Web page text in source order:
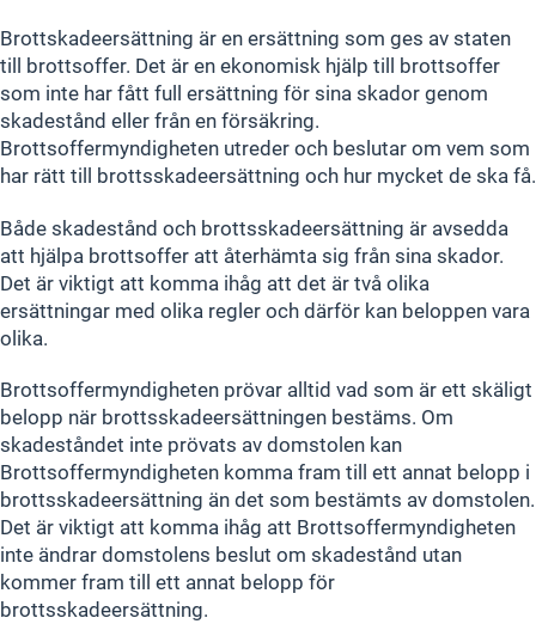
Brottskadeersättning är en ersättning som ges av staten
till brottsoffer. Det är en ekonomisk hjälp till brottsoffer
som inte har fått full ersättning för sina skador genom
skadestånd eller från en försäkring.
Brottsoffermyndigheten utreder och beslutar om vem som
har rätt till brottsskadeersättning och hur mycket de ska få.
Både skadestånd och brottsskadeersättning är avsedda
att hjälpa brottsoffer att återhämta sig från sina skador.
Det är viktigt att komma ihåg att det är två olika
ersättningar med olika regler och därför kan beloppen vara
olika.
Brottsoffermyndigheten prövar alltid vad som är ett skäligt
belopp när brottsskadeersättningen bestäms. Om
skadeståndet inte prövats av domstolen kan
Brottsoffermyndigheten komma fram till ett annat belopp i
brottsskadeersättning än det som bestämts av domstolen.
Det är viktigt att komma ihåg att Brottsoffermyndigheten
inte ändrar domstolens beslut om skadestånd utan
kommer fram till ett annat belopp för
brottsskadeersättning.